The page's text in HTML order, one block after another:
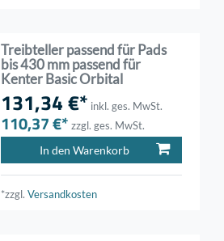
Treibteller passend für Pads
bis 430 mm passend für
Kenter Basic Orbital
131,34 €* inkl. ges. MwSt.
110,37 €* zzgl. ges. MwSt.
In den Warenkorb
*zzgl.Versandkosten